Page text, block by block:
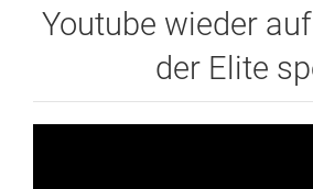
Youtube wieder
der Elite